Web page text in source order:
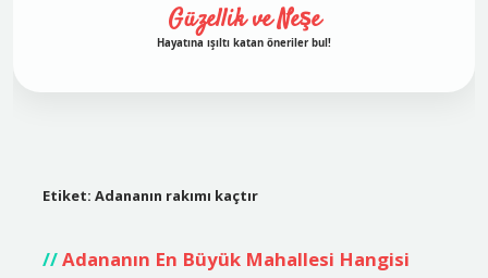
Güzellik ve Neşe
Hayatına ışıltı katan öneriler bul!
Etiket: Adananın rakımı kaçtır
Adananın En Büyük Mahallesi Hangisi